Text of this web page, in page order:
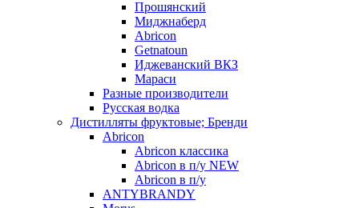
Прошянский
Миджнаберд
Abricon
Getnatoun
Иджеванский ВКЗ
Мараси
Разные производители
Русская водка
Дистилляты фруктовые; Бренди
Abricon
Abricon классика
Abricon в п/у NEW
Abricon в п/у
ANTYBRANDY